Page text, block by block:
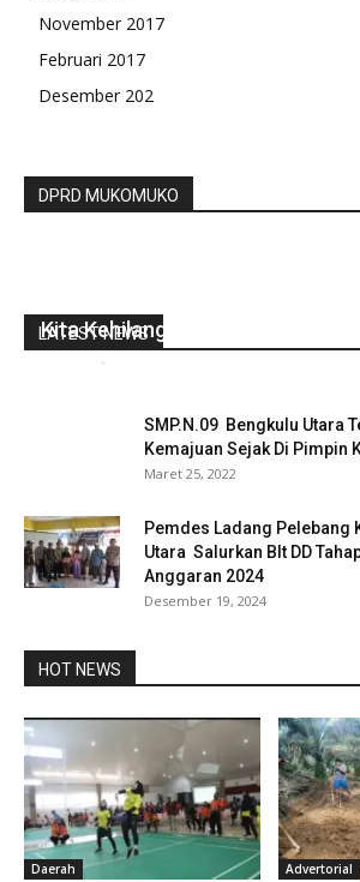
November 2017
Februari 2017
Desember 202
DPRD MUKOMUKO
LATEST NEWS
Kita Kehilangan Tokoh dan Bapak
-
SMP.N.09 Bengkulu Utara
Kemajuan Sejak Di Pimpin
Maret 25, 2022
Pemdes Ladang Pelebang
Utara Salurkan Blt DD
Anggaran 2024
Desember 19, 2024
HOT NEWS
Daerah Advertorial